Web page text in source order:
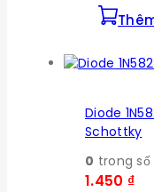
Diode
Schottky
0 trong số
1.450 ₫